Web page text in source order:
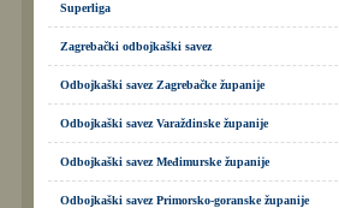
Superliga
Zagrebački odbojkaški savez
Odbojkaški savez Zagrebačke županije
Odbojkaški savez Varaždinske županije
Odbojkaški savez Međimurske županije
Odbojkaški savez Primorsko-goranske županije